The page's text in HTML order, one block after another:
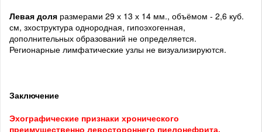
Левая доля размерами 29 х 13 х 14 мм., объёмом - 2,6 куб.
см, зхоструктура однородная, гипоэхогенная,
дополнительных образований не определяется.
Регионарные лимфатические узлы не визуализируются.
Заключение
Эхографические признаки хронического
преимущественно левостороннего пиелонефрита,